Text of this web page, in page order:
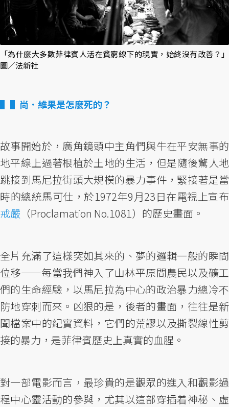
「為什麼大多數菲律賓人活在貧窮線下的現實，始終沒有改善？」
圖／法新社
▌尚．維果是怎麼死的？
故事開始於，廣角鏡頭中主角們與牛在平安無事的
地平線上過著根植於土地的生活，但是隨後驚人地
跳接到馬尼拉街頭大規模的暴力事件，緊接著是當
時的總統馬可仕，於1972年9月23日在電視上宣布
戒嚴 （Proclamation No.1081）的歷史畫面。
全片充滿了這樣突如其來的、夢的邏輯一般的瞬間
位移——每當我們神入了山林平原間農民以及礦工
們的生命經驗，以馬尼拉為中心的政治暴力總冷不
防地穿刺而來。凶狠的是，後者的畫面，往往是新
聞檔案中的紀實資料，它們的荒謬以及撕裂線性剪
接的暴力，是菲律賓歷史上真實的血腥。
對一部電影而言，最珍貴的是觀眾的進入和觀影過
程中心靈活動的參與，尤其以這部穿插着神秘、虛